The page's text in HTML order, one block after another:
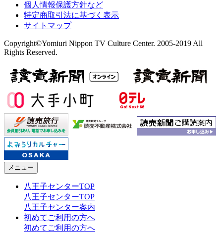
個人情報保護方針など
特定商取引法に基づく表示
サイトマップ
Copyright©Yomiuri Nippon TV Culture Center. 2005-2019 All
Rights Reserved.
メニュー
八王子センターTOP
八王子センターTOP
八王子センター案内
初めてご利用の方へ
初めてご利用の方へ